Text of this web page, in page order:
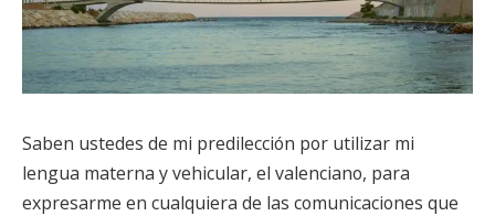
Saben ustedes de mi predilección por utilizar mi
lengua materna y vehicular, el valenciano, para
expresarme en cualquiera de las comunicaciones que